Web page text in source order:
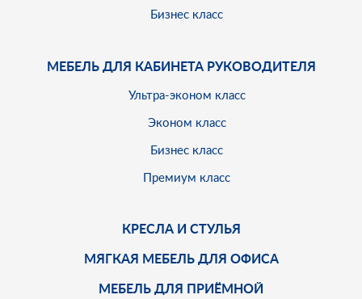
Бизнес класс
МЕБЕЛЬ ДЛЯ КАБИНЕТА РУКОВОДИТЕЛЯ
Ультра-эконом класс
Эконом класс
Бизнес класс
Премиум класс
КРЕСЛА И СТУЛЬЯ
МЯГКАЯ МЕБЕЛЬ ДЛЯ ОФИСА
МЕБЕЛЬ ДЛЯ ПРИЁМНОЙ